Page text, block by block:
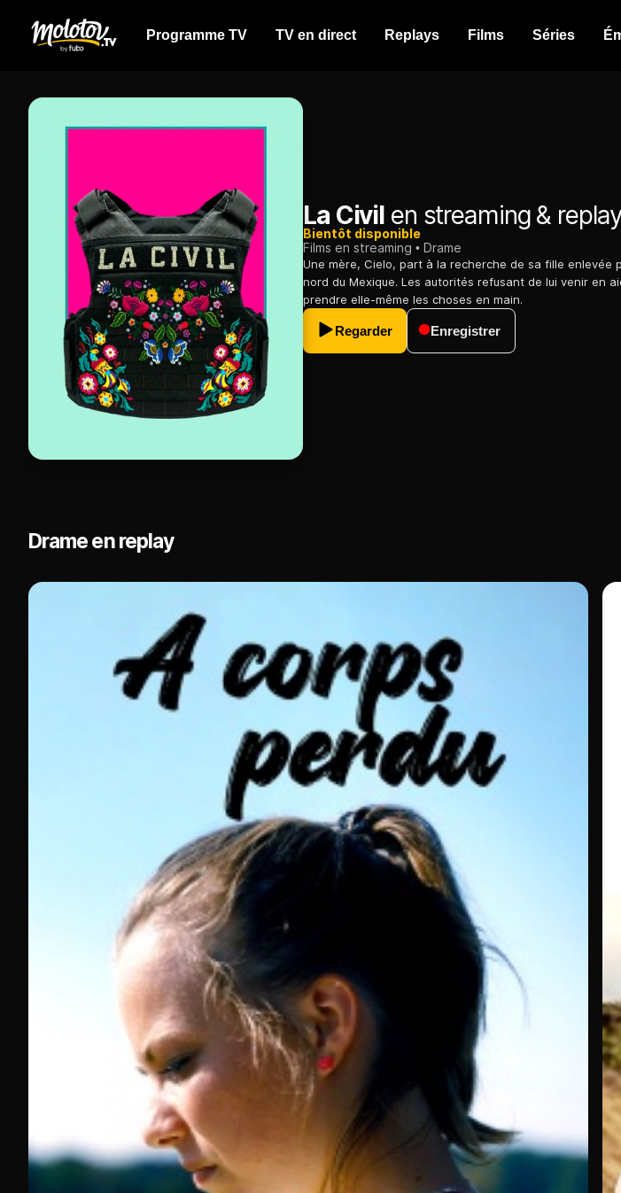
Programme TV TV en direct Replays Films Séries
La Civil en streaming &
Bientôt disponible
Films en streaming
Drame
Une mère, Cielo, part à la recherche de sa fille enlevée
nord du Mexique. Les autorités refusant de lui venir en
prendre elle-même les choses en main.
Regarder Enregistrer
Drame en replay